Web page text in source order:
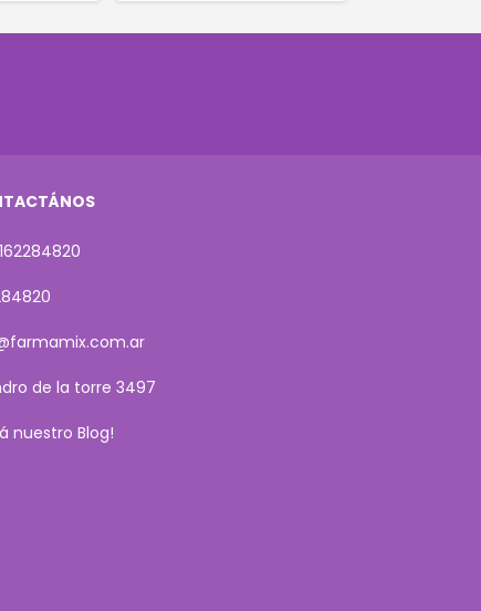
de la torre 3497
nuestro Blog!